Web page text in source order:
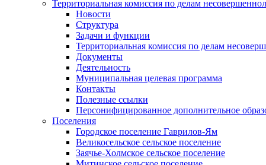
Территориальная комиссия по делам
Новости
Структура
Задачи и функции
Территориальная комиссия по делам
Документы
Деятельность
Муниципальная целевая программа
Контакты
Полезные ссылки
Персонифицированное дополнительное
Поселения
Городское поселение Гаврилов-Ям
Великосельское сельское поселение
Заячье-Холмское сельское поселение